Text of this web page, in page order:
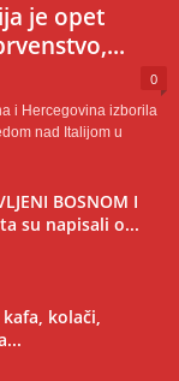
je opet
0
i Hercegovina izborila
nad Italijom u
BOSNOM I
su napisali o...
kolači,